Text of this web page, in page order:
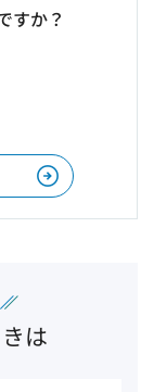
すか？
は